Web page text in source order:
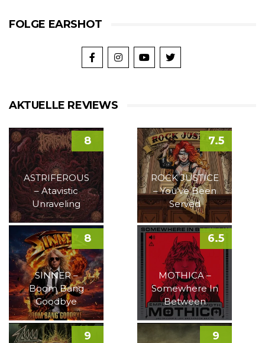
FOLGE EARSHOT
AKTUELLE REVIEWS
ASTRIFEROUS
– Atavistic
Unraveling
8
ROCK JUSTICE
– You’ve Been
Served
7.5
SINNER –
Boom Bang
Goodbye
8
MOTHICA –
Somewhere In
Between
6.5
9 9